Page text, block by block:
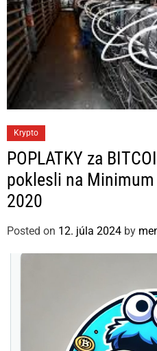
a
t
e
g
r
Krypto
POPLATKY za
poklesli na
2020
Posted on 12. júla 2024 by